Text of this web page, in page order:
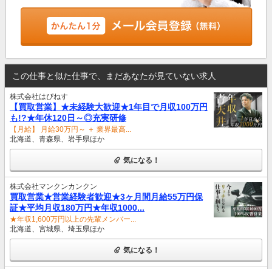
この仕事と似た仕事で、まだあなたが見ていない求人
株式会社はぴねす
【買取営業】★未経験大歓迎★1年目で月収100万円
も!?★年休120日～◎充実研修
【月給】 月給30万円～ ＋ 業界最高...
北海道、青森県、岩手県ほか
気になる！
株式会社マンクンカンクン
買取営業★営業経験者歓迎★3ヶ月間月給55万円保
証★平均月収180万円★年収1000...
★年収1,600万円以上の先輩メンバー...
北海道、宮城県、埼玉県ほか
気になる！